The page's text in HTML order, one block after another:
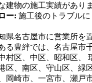
建物の施工実績がありま
ー: 施工後のトラブル
県名古屋市に営業所を
る豊絆では、名古屋市
村区、中区、昭和区、
区、南区、守山区、緑
岡崎市、一宮市、瀬戸